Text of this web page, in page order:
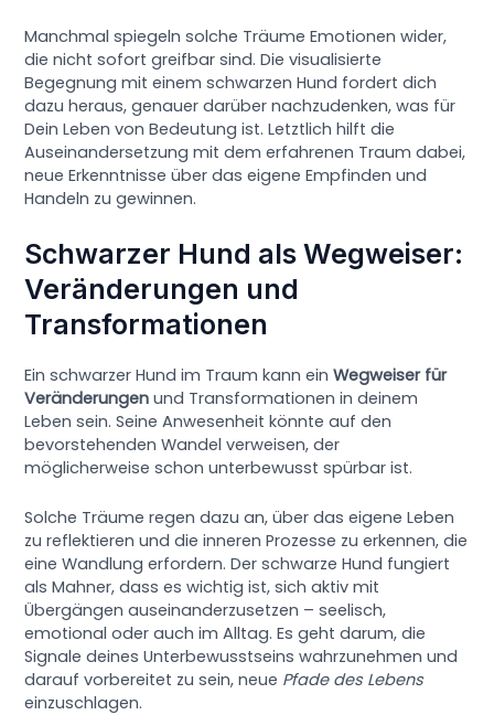
Manchmal spiegeln solche Träume Emotionen wider,
die nicht sofort greifbar sind. Die visualisierte
Begegnung mit einem schwarzen Hund fordert dich
dazu heraus, genauer darüber nachzudenken, was für
Dein Leben von Bedeutung ist. Letztlich hilft die
Auseinandersetzung mit dem erfahrenen Traum dabei,
neue Erkenntnisse über das eigene Empfinden und
Handeln zu gewinnen.
Schwarzer Hund als Wegweiser:
Veränderungen und
Transformationen
Ein schwarzer Hund im Traum kann einWegweiser für
Veränderungen und Transformationen in deinem
Leben sein. Seine Anwesenheit könnte auf den
bevorstehenden Wandel verweisen, der
möglicherweise schon unterbewusst spürbar ist.
Solche Träume regen dazu an, über das eigene Leben
zu reflektieren und die inneren Prozesse zu erkennen, die
eine Wandlung erfordern. Der schwarze Hund fungiert
als Mahner, dass es wichtig ist, sich aktiv mit
Übergängen auseinanderzusetzen – seelisch,
emotional oder auch im Alltag. Es geht darum, die
Signale deines Unterbewusstseins wahrzunehmen und
darauf vorbereitet zu sein, neue Pfade des Lebens
einzuschlagen.